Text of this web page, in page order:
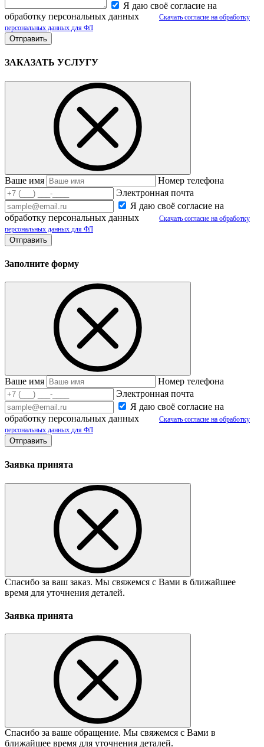
Я даю своё согласие на
обработку персональных данных
Скачать согласие на обработку
персональных данных для ФЛ
ЗАКАЗАТЬ УСЛУГУ
Ваше имя
Номер телефона
Электронная почта
Я даю своё согласие на
обработку персональных данных
Скачать согласие на обработку
персональных данных для ФЛ
Заполните форму
Ваше имя
Номер телефона
Электронная почта
Я даю своё согласие на
обработку персональных данных
Скачать согласие на обработку
персональных данных для ФЛ
Заявка принята
Спасибо за ваш заказ. Мы свяжемся с Вами в ближайшее
время для уточнения деталей.
Заявка принята
Спасибо за ваше обращение. Мы свяжемся с Вами в
ближайшее время для уточнения деталей.